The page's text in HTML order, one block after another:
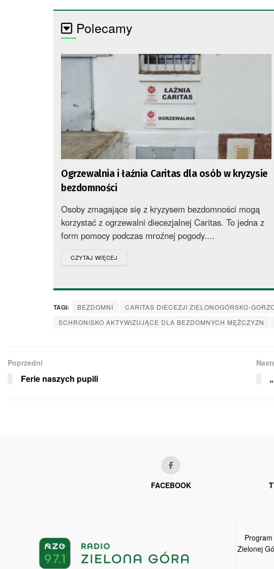
Polecamy
Ogrzewalnia i łaźnia Caritas dla osób w kryzysie
bezdomności
Osoby zmagające się z kryzysem bezdomności mogą
korzystać z ogrzewalni diecezjalnej Caritas. To jedna z
form pomocy podczas mroźnej pogody....
CZYTAJ WIĘCEJ
TAGI: BEZDOMNI CARITAS DIECEZJI ZIELONOGÓRSKO-
SCHRONISKO AKTYWIZUJĄCE DLA BEZDOMNYCH MĘŻCZYZN
Poprzedni
Ferie naszych pupili
FACEBOOK
Zielonej